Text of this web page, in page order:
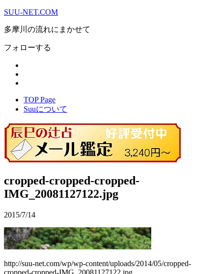
SUU-NET.COM
多摩川の流れにまかせて
フォローする
TOP Page
Suuについて
cropped-cropped-cropped-
IMG_20081127122.jpg
2015/7/14
http://suu-net.com/wp/wp-content/uploads/2014/05/cropped-
cropped-cropped-IMG_20081127122.jpg